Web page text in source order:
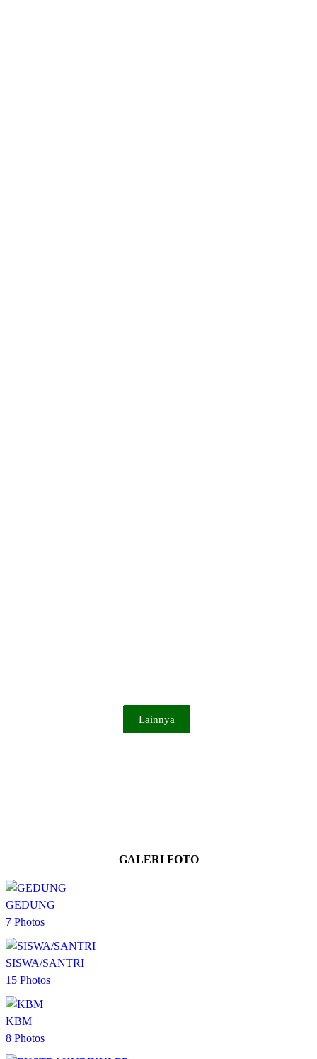
Lainnya
GALERI FOTO
GEDUNG
7 Photos
SISWA/SANTRI
15 Photos
KBM
8 Photos